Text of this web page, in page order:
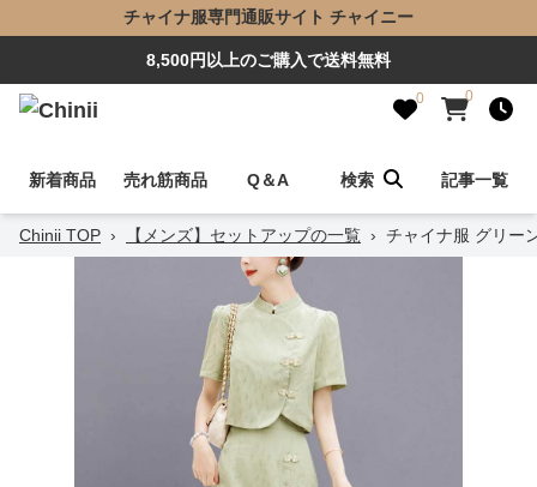
チャイナ服専門通販サイト チャイニー
8,500円以上のご購入で送料無料
0 0
新着商品 売れ筋商品 Q＆A 検索 記事一覧
Chinii TOP › 【メンズ】セットアップの一覧 › チャイナ服 グリー